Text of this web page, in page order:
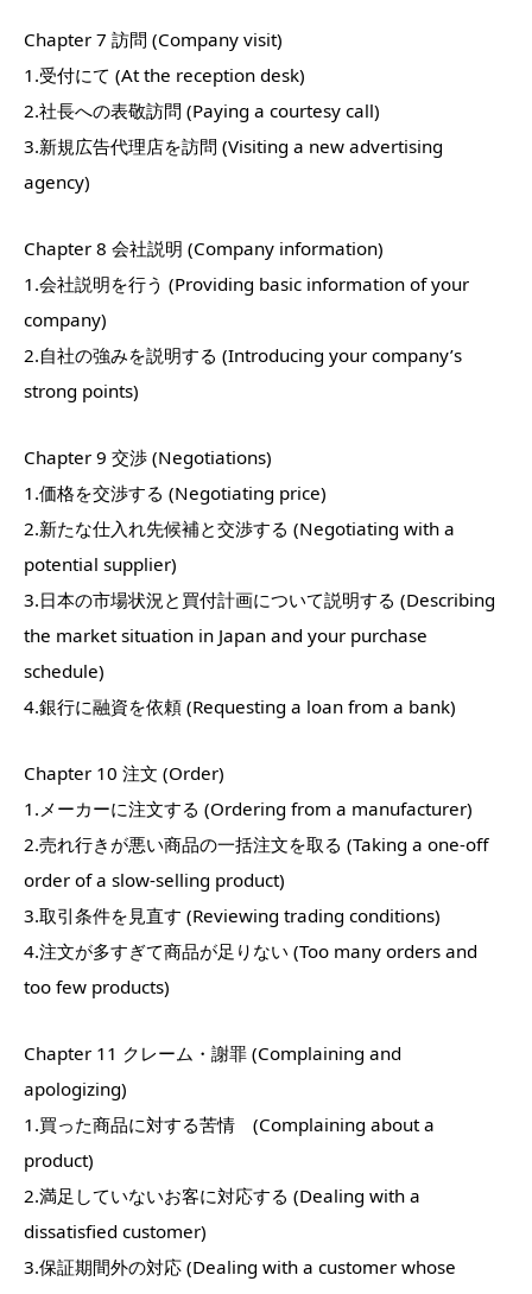
Chapter 7 訪問 (Company visit)
1.受付にて (At the reception desk)
2.社長への表敬訪問 (Paying a courtesy call)
3.新規広告代理店を訪問 (Visiting a new advertising
agency)
Chapter 8 会社説明 (Company information)
1.会社説明を行う (Providing basic information of your
company)
2.自社の強みを説明する (Introducing your company’s
strong points)
Chapter 9 交渉 (Negotiations)
1.価格を交渉する (Negotiating price)
2.新たな仕入れ先候補と交渉する (Negotiating with a
potential supplier)
3.日本の市場状況と買付計画について説明する (Describing
the market situation in Japan and your purchase
schedule)
4.銀行に融資を依頼 (Requesting a loan from a bank)
Chapter 10 注文 (Order)
1.メーカーに注文する (Ordering from a manufacturer)
2.売れ行きが悪い商品の一括注文を取る (Taking a one-off
order of a slow-selling product)
3.取引条件を見直す (Reviewing trading conditions)
4.注文が多すぎて商品が足りない (Too many orders and
too few products)
Chapter 11 クレーム・謝罪 (Complaining and
apologizing)
1.買った商品に対する苦情 (Complaining about a
product)
2.満足していないお客に対応する (Dealing with a
dissatisfied customer)
3.保証期間外の対応 (Dealing with a customer whose